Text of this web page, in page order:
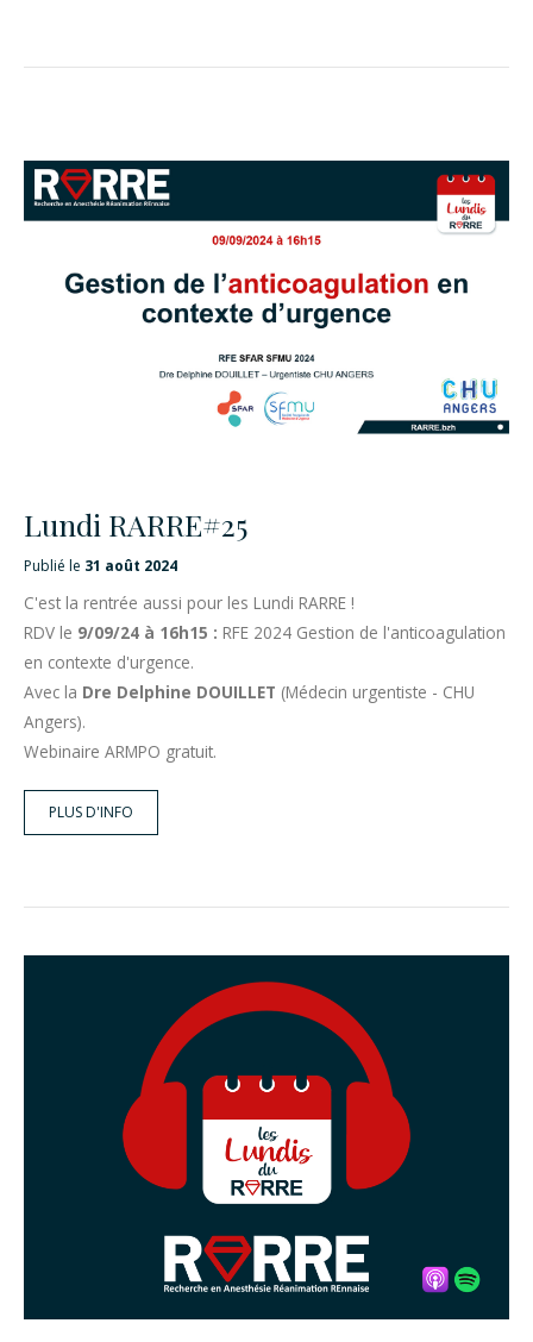
Lundi RARRE#25
Publié le 31 août 2024
C'est la rentrée aussi pour les Lundi RARRE !
RDV le 9/09/24 à 16h15 : RFE 2024 Gestion de l'anticoagulation
en contexte d'urgence.
Avec la Dre Delphine DOUILLET (Médecin urgentiste - CHU
Angers).
Webinaire ARMPO gratuit.
PLUS D'INFO